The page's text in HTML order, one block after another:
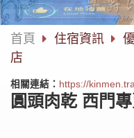
首頁 住宿資訊
店
相關連結： https://
圓頭肉乾 西門